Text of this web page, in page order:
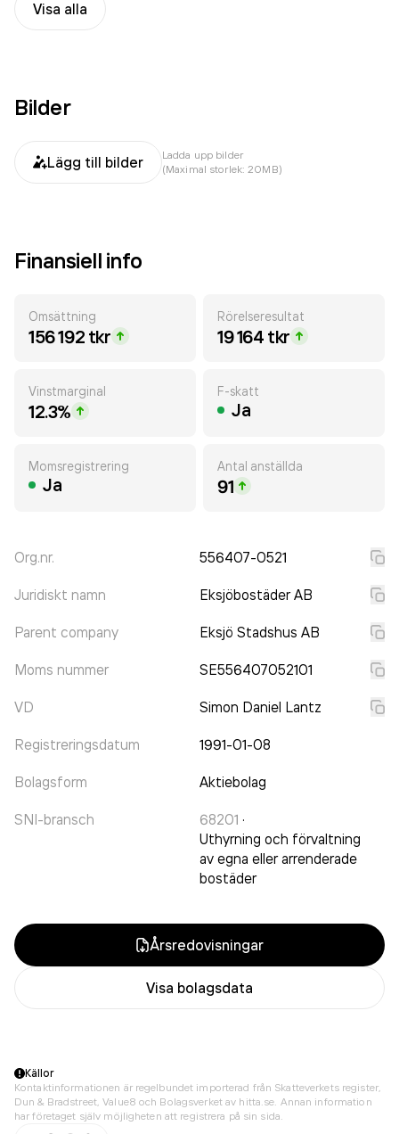
Visa alla
Bilder
Lägg till bilder
Ladda upp bilder
(Maximal storlek: 20MB)
Finansiell info
Omsättning
156 192 tkr
Rörelseresultat
19 164 tkr
Vinstmarginal
12.3%
F-skatt
Ja
Momsregistrering
Ja
Antal anställda
91
Org.nr. 556407-0521
Juridiskt namn Eksjöbostäder AB
Parent company Eksjö Stadshus AB
Moms nummer SE556407052101
VD Simon Daniel Lantz
Registreringsdatum 1991-01-08
Bolagsform Aktiebolag
SNI-bransch 68201 ·
Uthyrning och förvaltning
av egna eller arrenderade
bostäder
Årsredovisningar
Visa bolagsdata
Källor
Kontaktinformationen är regelbundet importerad från Skatteverkets register,
Dun & Bradstreet, Value8 och Bolagsverket av hitta.se. Annan information
har företaget själv möjligheten att registrera på sin sida.